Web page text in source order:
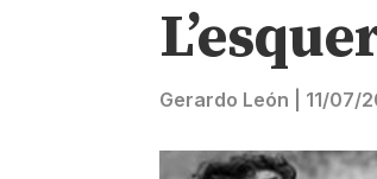
Gerardo León 11/07/